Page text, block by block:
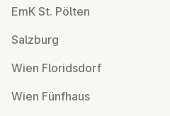
EmK St. Pölten
Salzburg
Wien Flo­rids­dorf
Wien Fünfhaus